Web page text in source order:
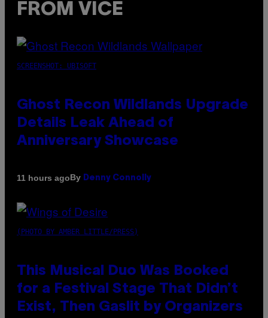
FROM VICE
SCREENSHOT: UBISOFT
Ghost Recon Wildlands Upgrade
Details Leak Ahead of
Anniversary Showcase
11 hours agoBy Denny Connolly
(PHOTO BY AMBER LITTLE/PRESS)
This Musical Duo Was Booked
for a Festival Stage That Didn’t
Exist, Then Gaslit by Organizers